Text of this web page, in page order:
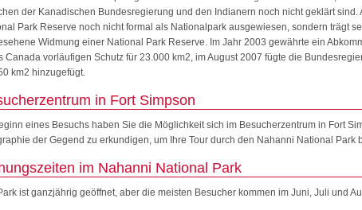
der Kanadischen Bundesregierung und den Indianern noch nicht geklärt sind.
Park Reserve noch nicht formal als Nationalpark ausgewiesen, sondern trägt
Widmung einer National Park Reserve. Im Jahr 2003 gewährte ein
Canada vorläufigen Schutz für 23.000 km2, im August 2007 fügte die
km2 hinzugefügt.
in Fort Simpson
eines Besuchs haben Sie die Möglichkeit sich im Besucherzentrum in Fort
der Gegend zu erkundigen, um Ihre Tour durch den Nahanni National Park
im Nahanni National Park
ist ganzjährig geöffnet, aber die meisten Besucher kommen im Juni, Juli und